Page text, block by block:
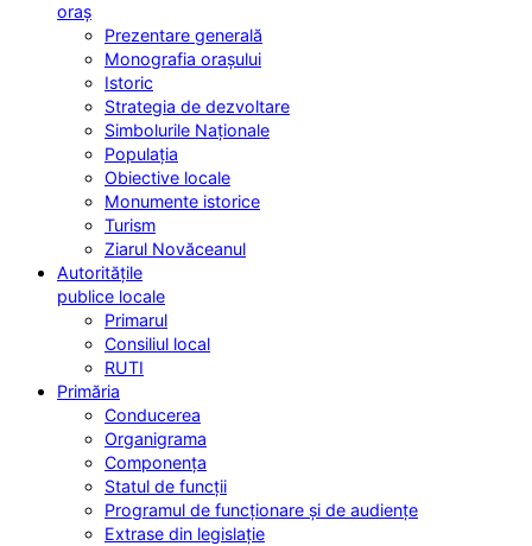
oraș
Prezentare generală
Monografia orașului
Istoric
Strategia de dezvoltare
Simbolurile Naționale
Populația
Obiective locale
Monumente istorice
Turism
Ziarul Novăceanul
Autoritățile
publice locale
Primarul
Consiliul local
RUTI
Primăria
Conducerea
Organigrama
Componența
Statul de funcții
Programul de funcționare și de audiențe
Extrase din legislație